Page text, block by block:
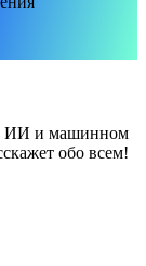
ИИ и машинном
обо всем!